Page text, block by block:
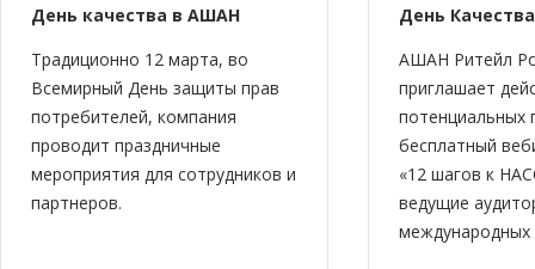
День качества в АШАН
Традиционно 12 марта, во
Всемирный День защиты прав
потребителей, компания
проводит праздничные
мероприятия для сотрудников и
партнеров.
День
АШАН Ритейл
приглашает
потенциальных
бесплатный
«12 шагов к
ведущие
международных